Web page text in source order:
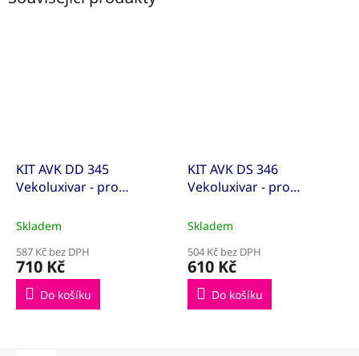
KIT AVK DD 345
Vekoluxivar - pro
1/2"xEK; 15x1; přímé
Skladem
587 Kč bez DPH
710 Kč
Do košíku
KIT AVK DS 346
Vekoluxivar - pro
1/2"xEK; 15x1; rohové
Skladem
504 Kč bez DPH
610 Kč
Do košíku